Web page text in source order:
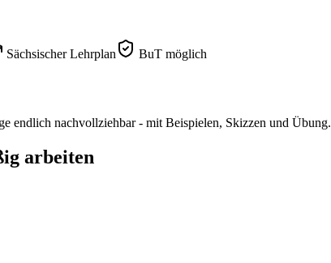
Sächsischer Lehrplan BuT möglich
endlich nachvollziehbar - mit Beispielen, Skizzen und Übung.
arbeiten